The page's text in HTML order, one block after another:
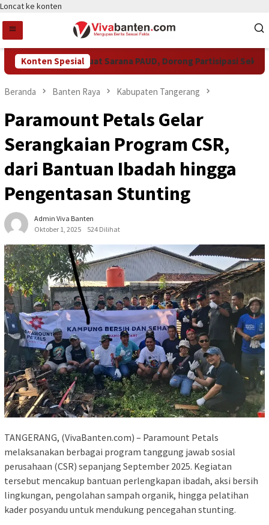
Loncat ke konten
Konten Spesial
Tangsel Perkuat Sarana PAUD, Dorong Partisipasi Sekolah
Beranda Banten Raya Kabupaten Tangerang
Paramount Petals Gelar
Serangkaian Program CSR,
dari Bantuan Ibadah hingga
Pengentasan Stunting
Admin Viva Banten
Oktober 1, 2025
524 Dilihat
TANGERANG, (VivaBanten.com) – Paramount Petals
melaksanakan berbagai program tanggung jawab sosial
perusahaan (CSR) sepanjang September 2025. Kegiatan
tersebut mencakup bantuan perlengkapan ibadah, aksi bersih
lingkungan, pengolahan sampah organik, hingga pelatihan
kader posyandu untuk mendukung pencegahan stunting.